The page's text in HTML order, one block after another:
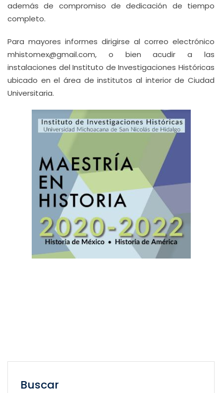
además de compromiso de dedicación de tiempo
completo.
Para mayores informes dirigirse al correo electrónico
mhistomex@gmail.com, o bien acudir a las
instalaciones del Instituto de Investigaciones Históricas
ubicado en el área de institutos al interior de Ciudad
Universitaria.
Buscar